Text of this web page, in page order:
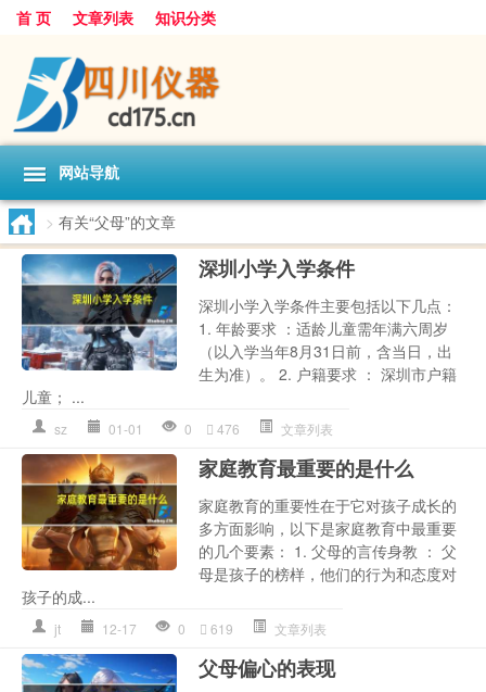
首 页 文章列表 知识分类
网站导航
> 有关“父母”的文章
深圳小学入学条件
深圳小学入学条件主要包括以下几点：
1. 年龄要求 ：适龄儿童需年满六周岁
（以入学当年8月31日前，含当日，出
生为准）。 2. 户籍要求 ： 深圳市户籍
儿童； ...
sz 01-01 0 476 文章列表
家庭教育最重要的是什么
家庭教育的重要性在于它对孩子成长的
多方面影响，以下是家庭教育中最重要
的几个要素： 1. 父母的言传身教 ： 父
母是孩子的榜样，他们的行为和态度对
孩子的成...
jt 12-17 0 619 文章列表
父母偏心的表现